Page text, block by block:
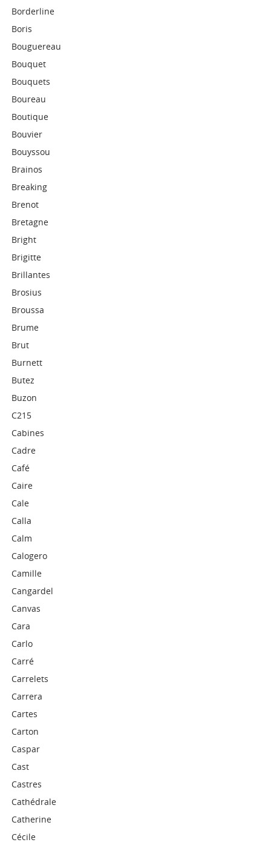
Borderline
Boris
Bouguereau
Bouquet
Bouquets
Boureau
Boutique
Bouvier
Bouyssou
Brainos
Breaking
Brenot
Bretagne
Bright
Brigitte
Brillantes
Brosius
Broussa
Brume
Brut
Burnett
Butez
Buzon
C215
Cabines
Cadre
Café
Caire
Cale
Calla
Calm
Calogero
Camille
Cangardel
Canvas
Cara
Carlo
Carré
Carrelets
Carrera
Cartes
Carton
Caspar
Cast
Castres
Cathédrale
Catherine
Cécile